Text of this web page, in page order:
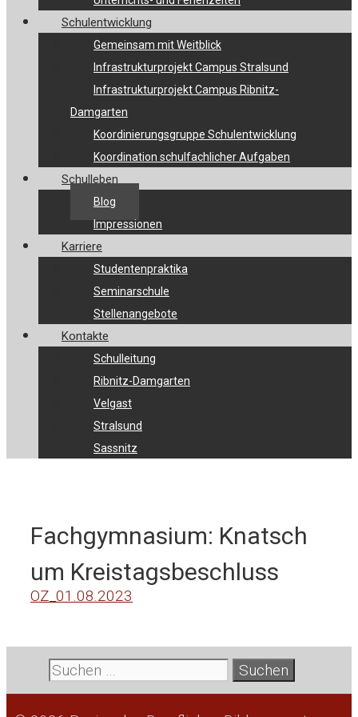
Schulentwicklung
Gemeinsam mit Weitblick
Infrastrukturprojekt Campus Stralsund
Infrastrukturprojekt Campus Ribnitz-
Damgarten
Koordinierungsgruppe Schulentwicklung
Koordination schulfachlicher Aufgaben
Schulleben
Blog
Impressionen
Karriere
Studentenpraktika
Seminarschule
Stellenangebote
Kontakte
Schulleitung
Ribnitz-Damgarten
Velgast
Stralsund
Sassnitz
Fachgymnasium: Knatsch
um Kreistagsbeschluss
OZ_01.08.2023
Suche
nach: